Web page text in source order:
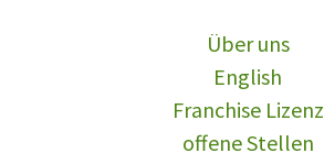
Über uns
English
Franchise Lizenz
offene Stellen